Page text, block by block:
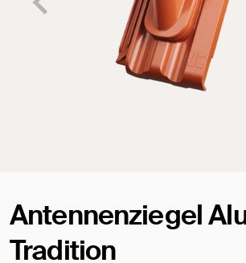
Antennenziegel
Tradition